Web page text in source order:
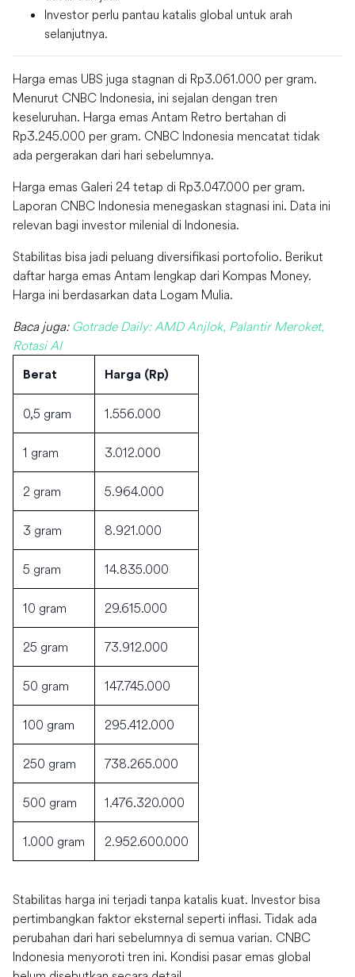
Investor perlu pantau katalis global untuk arah
selanjutnya.
Harga emas UBS juga stagnan di Rp3.061.000 per gram.
Menurut CNBC Indonesia, ini sejalan dengan tren
keseluruhan. Harga emas Antam Retro bertahan di
Rp3.245.000 per gram. CNBC Indonesia mencatat tidak
ada pergerakan dari hari sebelumnya.
Harga emas Galeri 24 tetap di Rp3.047.000 per gram.
Laporan CNBC Indonesia menegaskan stagnasi ini. Data ini
relevan bagi investor milenial di Indonesia.
Stabilitas bisa jadi peluang diversifikasi portofolio. Berikut
daftar harga emas Antam lengkap dari Kompas Money.
Harga ini berdasarkan data Logam Mulia.
Baca juga: Gotrade Daily: AMD Anjlok, Palantir Meroket,
Rotasi AI
Berat Harga (Rp)
0,5 gram 1.556.000
1 gram 3.012.000
2 gram 5.964.000
3 gram 8.921.000
5 gram 14.835.000
10 gram 29.615.000
25 gram 73.912.000
50 gram 147.745.000
100 gram 295.412.000
250 gram 738.265.000
500 gram 1.476.320.000
1.000 gram 2.952.600.000
Stabilitas harga ini terjadi tanpa katalis kuat. Investor bisa
pertimbangkan faktor eksternal seperti inflasi. Tidak ada
perubahan dari hari sebelumnya di semua varian. CNBC
Indonesia menyoroti tren ini. Kondisi pasar emas global